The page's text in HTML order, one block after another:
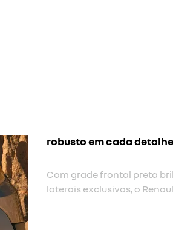
novas rodas tergan
Cada detalhe foi
pretas e antena shark